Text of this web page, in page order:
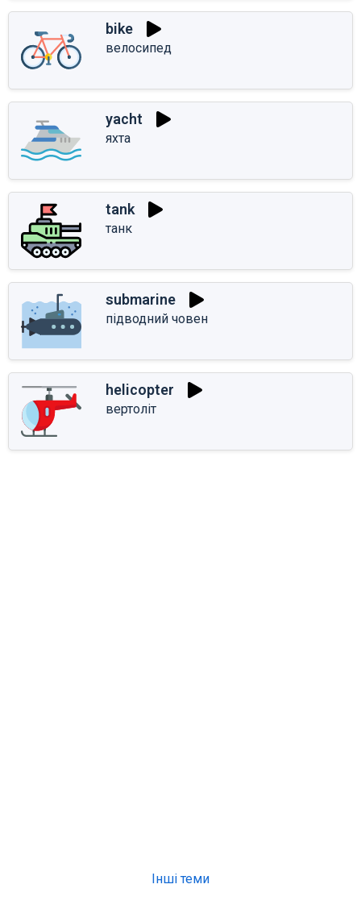
bike
велосипед
yacht
яхта
tank
танк
submarine
підводний човен
helicopter
вертоліт
Інші теми